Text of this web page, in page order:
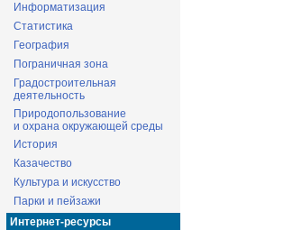
Информатизация
Статистика
География
Пограничная зона
Градостроительная
деятельность
Природопользование
и охрана окружающей среды
История
Казачество
Культура и искусство
Парки и пейзажи
Интернет-ресурсы